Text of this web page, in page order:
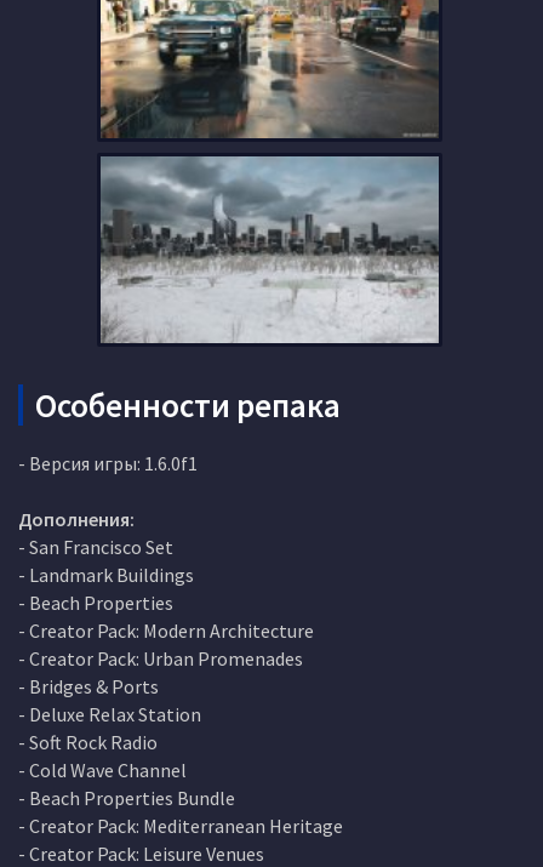
Особенности репака
- Версия игры: 1.6.0f1
Дополнения:
- San Francisco Set
- Landmark Buildings
- Beach Properties
- Creator Pack: Modern Architecture
- Creator Pack: Urban Promenades
- Bridges & Ports
- Deluxe Relax Station
- Soft Rock Radio
- Cold Wave Channel
- Beach Properties Bundle
- Creator Pack: Mediterranean Heritage
- Creator Pack: Leisure Venues